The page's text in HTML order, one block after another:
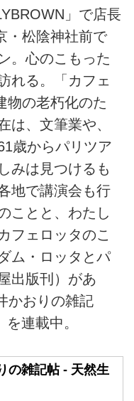
」で店長
・松陰神社前で
。心のこもった
れる。「カフェ
物の老朽化のた
は、文筆業や、
歳からパリツア
みは見つけるも
地で講演会も行
ことと、わたし
フェロッタのこ
ム・ロッタとパ
出版刊）があ
かおりの雑記
連載中。
の雑記帖 - 天然生